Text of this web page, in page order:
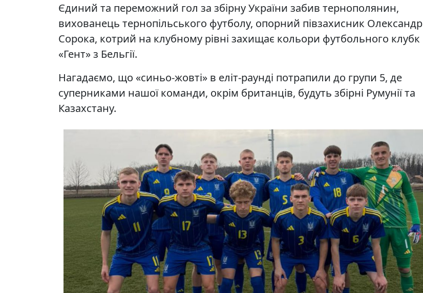
Єдиний та переможний гол за збірну України забив тернополянин,
вихованець тернопільського футболу, опорний півзахисник Олександр
Сорока, котрий на клубному рівні захищає кольори футбольного клубк
«Гент» з Бельгії.
Нагадаємо, що «синьо-жовті» в еліт-раунді потрапили до групи 5, де
суперниками нашої команди, окрім британців, будуть збірні Румунії та
Казахстану.